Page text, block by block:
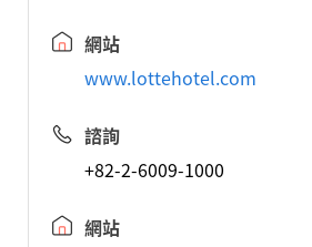
網站
www.lottehotel.com
諮詢
+82-2-6009-1000
網站